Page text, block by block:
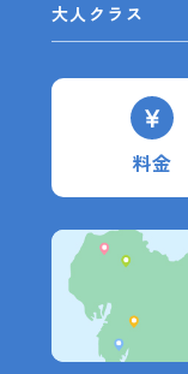
大人クラス
料金